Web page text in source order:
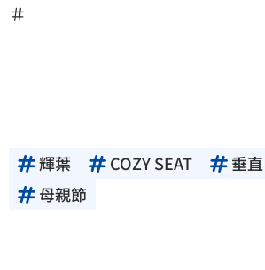
＃
輝葉 COZY SEAT 垂直
母親節